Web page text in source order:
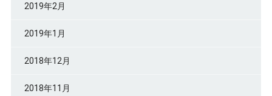
2019年2月
2019年1月
2018年12月
2018年11月